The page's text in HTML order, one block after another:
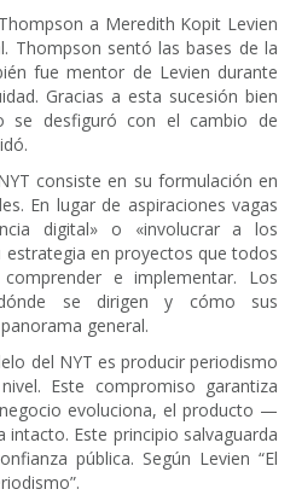
a Meredith Kopit Levien
Thompson sentó las bases de la
fue mentor de Levien durante
Gracias a esta sucesión bien
se desfiguró con el cambio de
consiste en su formulación en
En lugar de aspiraciones vagas
digital» o «involucrar a los
en proyectos que todos
e implementar. Los
se dirigen y cómo sus
general.
del NYT es producir periodismo
Este compromiso garantiza
evoluciona, el producto —
Este principio salvaguarda
pública. Según Levien “El